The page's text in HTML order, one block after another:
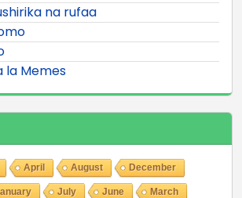
na rufaa
la Memes
April August December
July June March